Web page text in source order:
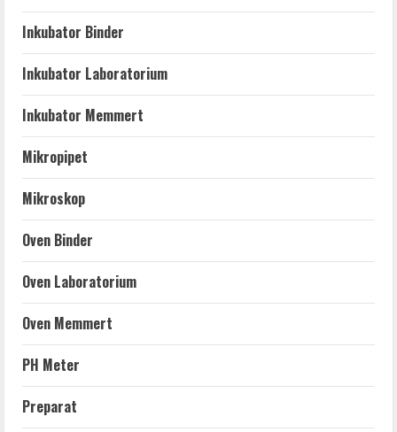
Inkubator Binder
Inkubator Laboratorium
Inkubator Memmert
Mikropipet
Mikroskop
Oven Binder
Oven Laboratorium
Oven Memmert
PH Meter
Preparat